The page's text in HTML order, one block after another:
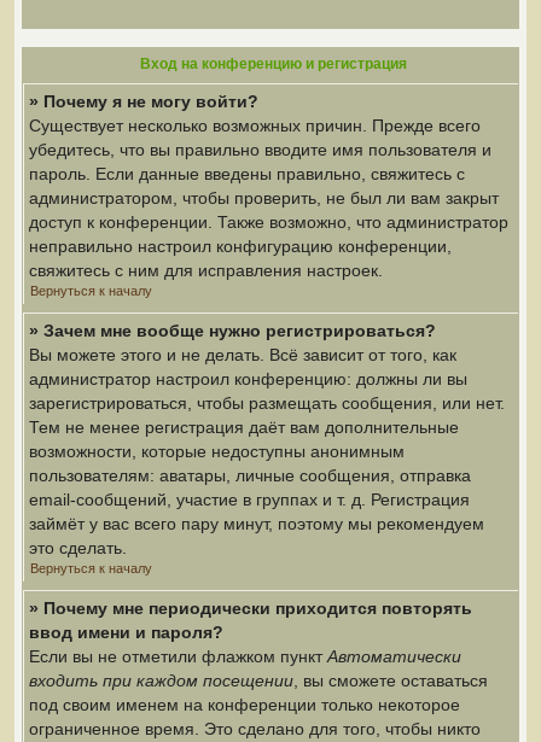
Вход на конференцию и регистрация
» Почему я не могу войти?
Существует несколько возможных причин. Прежде всего
убедитесь, что вы правильно вводите имя пользователя и
пароль. Если данные введены правильно, свяжитесь с
администратором, чтобы проверить, не был ли вам закрыт
доступ к конференции. Также возможно, что администратор
неправильно настроил конфигурацию конференции,
свяжитесь с ним для исправления настроек.
Вернуться к началу
» Зачем мне вообще нужно регистрироваться?
Вы можете этого и не делать. Всё зависит от того, как
администратор настроил конференцию: должны ли вы
зарегистрироваться, чтобы размещать сообщения, или нет.
Тем не менее регистрация даёт вам дополнительные
возможности, которые недоступны анонимным
пользователям: аватары, личные сообщения, отправка
email-сообщений, участие в группах и т. д. Регистрация
займёт у вас всего пару минут, поэтому мы рекомендуем
это сделать.
Вернуться к началу
» Почему мне периодически приходится повторять
ввод имени и пароля?
Если вы не отметили флажком пунктАвтоматически
входить при каждом посещении , вы сможете оставаться
под своим именем на конференции только некоторое
ограниченное время. Это сделано для того, чтобы никто